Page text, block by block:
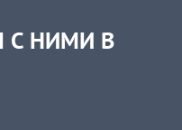
С НИМИ В